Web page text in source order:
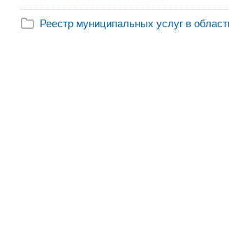
Реестр муниципальных услуг в